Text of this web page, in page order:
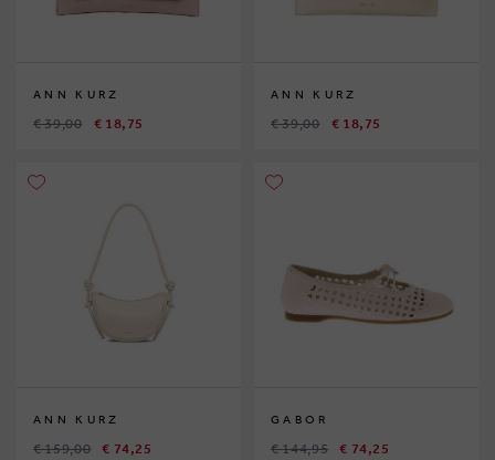
ANN KURZ
€ 39,00 € 18,75
ANN KURZ
€ 39,00 € 18,75
ANN KURZ
€ 159,00 € 74,25
GABOR
€ 144,95 € 74,25